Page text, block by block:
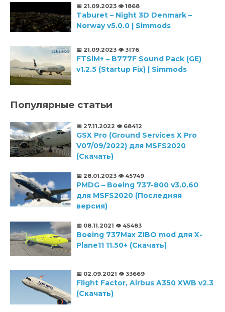
📅 21.09.2023 👁️ 1868
Taburet – Night 3D Denmark –
Norway v5.0.0 | Simmods
📅 21.09.2023 👁️ 3176
FTSiM+ – B777F Sound Pack (GE)
v1.2.5 (Startup Fix) | Simmods
Популярные статьи
📅 27.11.2022 👁️ 68412
GSX Pro (Ground Services X Pro
V07/09/2022) для MSFS2020
(Скачать)
📅 28.01.2023 👁️ 45749
PMDG – Boeing 737-800 v3.0.60
для MSFS2020 (Последняя
версия)
📅 08.11.2021 👁️ 45483
Boeing 737Max ZIBO mod для X-
Plane11 11.50+ (Скачать)
📅 02.09.2021 👁️ 33669
Flight Factor, Airbus A350 XWB v2.3
(Скачать)